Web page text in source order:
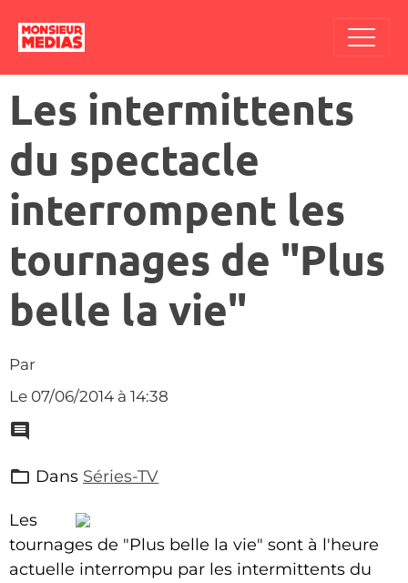
Les intermittents
du spectacle
interrompent les
tournages de "Plus
belle la vie"
Par
Le 07/06/2014 à 14:38
Dans Séries-TV
Les
tournages de "Plus belle la vie" sont à l'heure
actuelle interrompu par les intermittents du